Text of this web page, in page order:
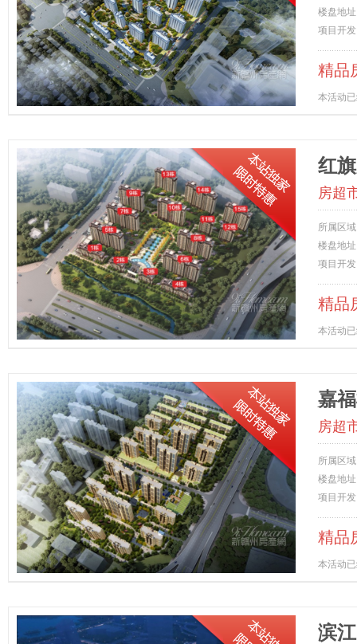
楼盘地
项目开
精品
本活动
红
房超
所属区
楼盘地
项目开
精品
本活动
嘉
房超
所属区
楼盘地
项目开
精品
本活动
滨